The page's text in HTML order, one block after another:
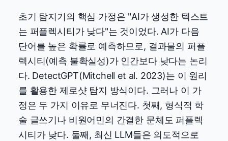
초기 탐지기의 핵심 가정은 "AI가 생성한 텍스트
는 퍼플렉시티가 낮다"는 것이었다. AI가 다음
단어를 높은 확률로 예측하므로, 결과물의 퍼플
렉시티(예측 불확실성)가 인간보다 낮다는 논리
다. DetectGPT(Mitchell et al. 2023)는 이 원리
를 활용한 제로샷 탐지 방식이다. 그러나 이 가
정은 두 가지 이유로 무너진다. 첫째, 형식적 학
술 글쓰기나 비원어민의 간결한 문체도 퍼플렉
시티가 낮다. 둘째, 최신 LLM들은 의도적으로